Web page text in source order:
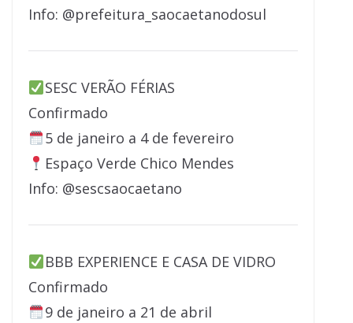
Info: @prefeitura_saocaetanodosul
SESC VERÃO FÉRIAS
Confirmado
5 de janeiro a 4 de fevereiro
Espaço Verde Chico Mendes
Info: @sescsaocaetano
BBB EXPERIENCE E CASA DE VIDRO
Confirmado
9 de janeiro a 21 de abril